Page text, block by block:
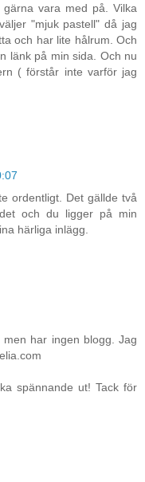
vara med på. Vilka
"mjuk pastell" då jag
och har lite hålrum. Och
länk på min sida. Och nu
( förstår inte varför jag
ordentligt. Det gällde två
och du ligger på min
härliga inlägg.
har ingen blogg. Jag
spännande ut! Tack för